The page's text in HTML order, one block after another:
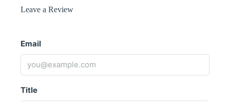
Leave a Review
Email
Title